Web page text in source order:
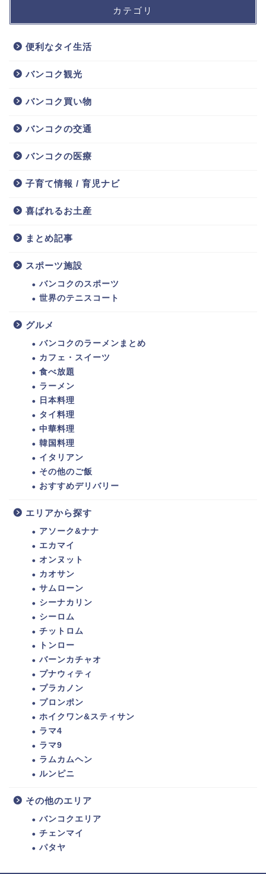
カテゴリ
便利なタイ生活
バンコク観光
バンコク買い物
バンコクの交通
バンコクの医療
子育て情報 / 育児ナビ
喜ばれるお土産
まとめ記事
スポーツ施設
バンコクのスポーツ
世界のテニスコート
グルメ
バンコクのラーメンまとめ
カフェ・スイーツ
食べ放題
ラーメン
日本料理
タイ料理
中華料理
韓国料理
イタリアン
その他のご飯
おすすめデリバリー
エリアから探す
アソーク&ナナ
エカマイ
オンヌット
カオサン
サムローン
シーナカリン
シーロム
チットロム
トンロー
バーンカチャオ
プナウィティ
プラカノン
プロンポン
ホイクワン&スティサン
ラマ4
ラマ9
ラムカムヘン
ルンピニ
その他のエリア
バンコクエリア
チェンマイ
パタヤ